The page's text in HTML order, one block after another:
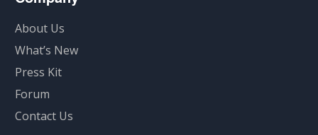
About Us
What’s New
Press Kit
Forum
Contact Us